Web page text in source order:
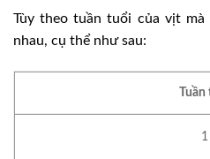
Tùy theo tuần tuổi của vịt
nhau, cụ thể như sau:
Tuần
1